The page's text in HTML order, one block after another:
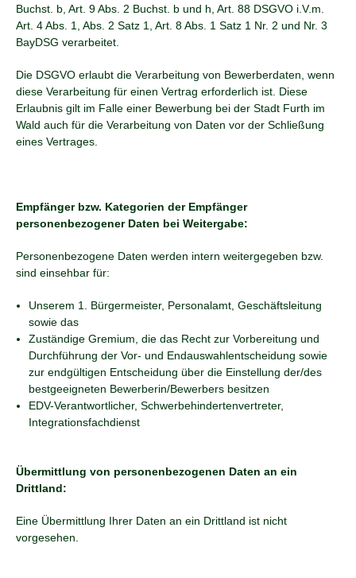
Buchst. b, Art. 9 Abs. 2 Buchst. b und h, Art. 88 DSGVO i.V.m.
Art. 4 Abs. 1, Abs. 2 Satz 1, Art. 8 Abs. 1 Satz 1 Nr. 2 und Nr. 3
BayDSG verarbeitet.
Die DSGVO erlaubt die Verarbeitung von Bewerberdaten, wenn
diese Verarbeitung für einen Vertrag erforderlich ist. Diese
Erlaubnis gilt im Falle einer Bewerbung bei der Stadt Furth im
Wald auch für die Verarbeitung von Daten vor der Schließung
eines Vertrages.
Empfänger bzw. Kategorien der Empfänger
personenbezogener Daten bei Weitergabe:
Personenbezogene Daten werden intern weitergegeben bzw.
sind einsehbar für:
Unserem 1. Bürgermeister, Personalamt, Geschäftsleitung
sowie das
Zuständige Gremium, die das Recht zur Vorbereitung und
Durchführung der Vor- und Endauswahlentscheidung sowie
zur endgültigen Entscheidung über die Einstellung der/des
bestgeeigneten Bewerberin/Bewerbers besitzen
EDV-Verantwortlicher, Schwerbehindertenvertreter,
Integrationsfachdienst
Übermittlung von personenbezogenen Daten an ein
Drittland:
Eine Übermittlung Ihrer Daten an ein Drittland ist nicht
vorgesehen.